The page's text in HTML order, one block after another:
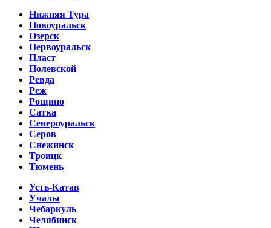
Нижняя Тура
Новоуральск
Озерск
Первоуральск
Пласт
Полевской
Ревда
Реж
Рощино
Сатка
Североуральск
Серов
Снежинск
Троицк
Тюмень
Усть-Катав
Учалы
Чебаркуль
Челябинск